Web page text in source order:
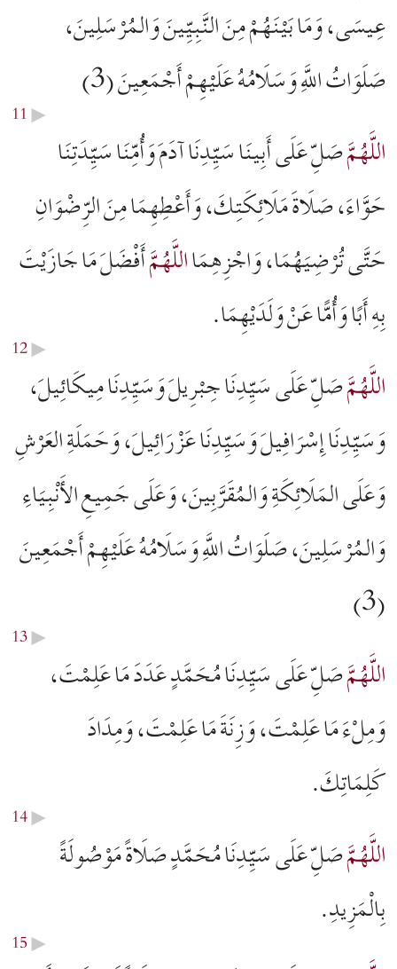
عِيسَى، وَمَا بَيْنَهُمْ مِنَ النَّبِيِّينَ وَالمُرْسَلِينَ،
صَلَوَاتُ اللَّهِ وَسَلَامُهُ عَلَيْهِمْ أَجْمَعِينَ (3)
11▶︎
اللَّهُمَّصَلِّ عَلَى أَبِينَا سَيِّدِنَا آدَمَ وَأُمِّنَا سَیِّدَتِنَا
حَوَّاءَ، صَلَاةَ مَلَائِکَتِكَ، وَأَعْطِهِمَا مِنَ الرِّضْوَانِ
حَتَّى تُرْضِيَهُمَا، وَاجْزِهِمَااللَّهُمَّأَفْضَلَ مَا جَازَيْتَ
بِهِ أَبًا وَأُمًّا عَنْ وَلَدَيْهِمَا.
12▶︎
اللَّهُمَّصَلِّ عَلَى سَيِّدِنَا جِبْرِيلَ وَسَيِّدِنَا مِيكَائِيلَ،
وَسَيِّدِنَا إِسْرَافِيلَ وَسَيِّدِنَا عَزْرَائِيلَ، وَحَمَلَةِ العَرْشِ
وَعَلَى المَلَائِکَةِ وَالمُقَرَّبِينَ، وَعَلَى جَمِيعِ الأَنْبِيَاءِ
وَالمُرْسَلِينَ، صَلَوَاتُ اللَّهِ وَسَلَامُهُ عَلَيْهِمْ أَجْمَعِينَ
(3)
13▶︎
اللَّهُمَّصَلِّ عَلَى سَيِّدِنَا مُحَمَّدٍ عَدَدَ مَا عَلِمْتَ،
وَمِلْءَ مَا عَلِمْتَ، وَزِنَةَ مَا عَلِمْتَ، وَمِدَادَ
كَلِمَاتِكَ.
14▶︎
اللَّهُمَّصَلِّ عَلَى سَيِّدِنَا مُحَمَّدٍ صَلَاةً مَوْصُولَةً
بِالْمَزِيدِ.
15▶︎